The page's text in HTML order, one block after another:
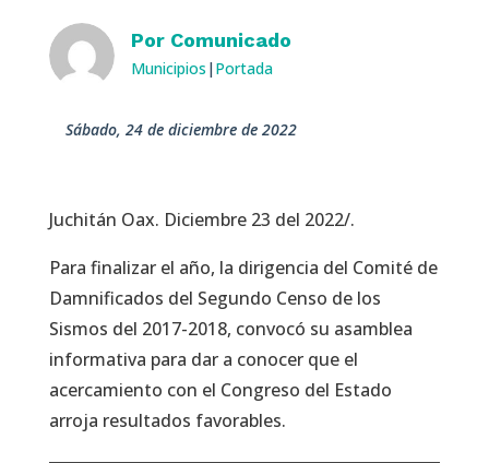
Por Comunicado
Municipios | Portada
sábado, 24 de diciembre de 2022
Juchitán Oax. Diciembre 23 del 2022/.
Para finalizar el año, la dirigencia del Comité de
Damnificados del Segundo Censo de los
Sismos del 2017-2018, convocó su asamblea
informativa para dar a conocer que el
acercamiento con el Congreso del Estado
arroja resultados favorables.